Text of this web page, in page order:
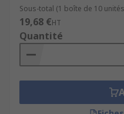
Sous-total (1 boîte de 10
19,68 €HT
Quantité